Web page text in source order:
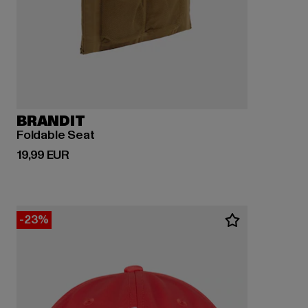
BRANDIT
Foldable Seat
19,99 EUR
Derzeitiger Preis: 19,99 EUR
-23%